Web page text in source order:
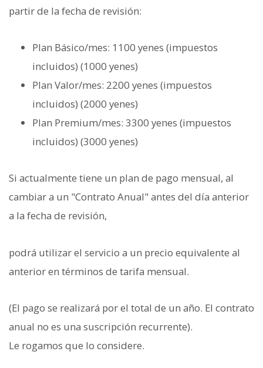
partir de la fecha de revisión:
Plan Básico/mes: 1100 yenes (impuestos
incluidos) (1000 yenes)
Plan Valor/mes: 2200 yenes (impuestos
incluidos) (2000 yenes)
Plan Premium/mes: 3300 yenes (impuestos
incluidos) (3000 yenes)
Si actualmente tiene un plan de pago mensual, al
cambiar a un "Contrato Anual" antes del día anterior
a la fecha de revisión,
podrá utilizar el servicio a un precio equivalente al
anterior en términos de tarifa mensual.
(El pago se realizará por el total de un año. El contrato
anual no es una suscripción recurrente).
Le rogamos que lo considere.